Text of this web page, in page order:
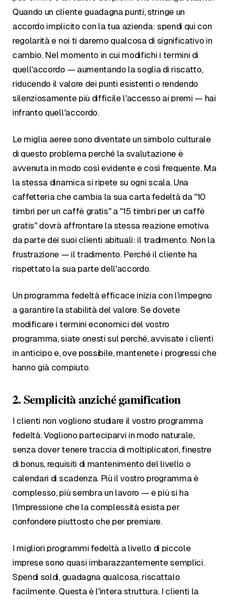
Quando un cliente guadagna punti, stringe un
accordo implicito con la tua azienda: spendi qui con
regolarità e noi ti daremo qualcosa di significativo in
cambio. Nel momento in cui modifichi i termini di
quell'accordo — aumentando la soglia di riscatto,
riducendo il valore dei punti esistenti o rendendo
silenziosamente più difficile l'accesso ai premi — hai
infranto quell'accordo.
Le miglia aeree sono diventate un simbolo culturale
di questo problema perché la svalutazione è
avvenuta in modo così evidente e così frequente. Ma
la stessa dinamica si ripete su ogni scala. Una
caffetteria che cambia la sua carta fedeltà da "10
timbri per un caffè gratis" a "15 timbri per un caffè
gratis" dovrà affrontare la stessa reazione emotiva
da parte dei suoi clienti abituali: il tradimento. Non la
frustrazione — il tradimento. Perché il cliente ha
rispettato la sua parte dell'accordo.
Un programma fedeltà efficace inizia con l’impegno
a garantire la stabilità del valore. Se dovete
modificare i termini economici del vostro
programma, siate onesti sul perché, avvisate i clienti
in anticipo e, ove possibile, mantenete i progressi che
hanno già compiuto.
2. Semplicità anziché gamification
I clienti non vogliono studiare il vostro programma
fedeltà. Vogliono parteciparvi in modo naturale,
senza dover tenere traccia di moltiplicatori, finestre
di bonus, requisiti di mantenimento del livello o
calendari di scadenza. Più il vostro programma è
complesso, più sembra un lavoro — e più si ha
l'impressione che la complessità esista per
confondere piuttosto che per premiare.
I migliori programmi fedeltà a livello di piccole
imprese sono quasi imbarazzantemente semplici.
Spendi soldi, guadagna qualcosa, riscattalo
facilmente. Questa è l'intera struttura. I clienti la